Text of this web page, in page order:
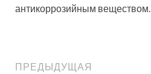
антикоррозийным веществом.
ПРЕДЫДУЩАЯ